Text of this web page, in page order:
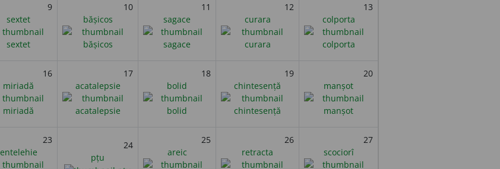
9
sextet
10
bășicos
11
sagace
12
curara
13
colporta
16
miriadă
17
acatalepsie
18
bolid
19
chintesență
20
manșot
23
entelehie
24
pțu
25
areic
26
retracta
27
scociorî